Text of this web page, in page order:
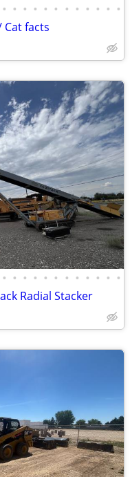
• • • • • • • • • • • •
Cat facts
• • • • • • • • • • • •
Radial Stacker